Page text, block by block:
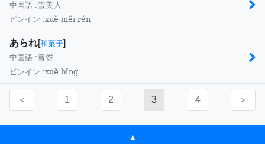
中国語 :雪美人
ピンイン :xuě měi rén
あられ[和菓子]
中国語 :雪饼
ピンイン :xuě bǐng
＜ 1 2 3 4 ＞
▲